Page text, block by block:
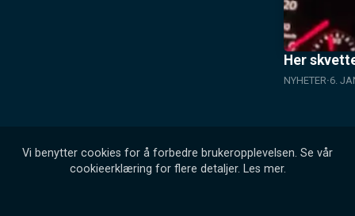
Her
NYHETER 6.
Vi benytter cookies for å forbedre brukeropplevelsen. Se vår
cookieerklæring for flere detaljer. Les mer.